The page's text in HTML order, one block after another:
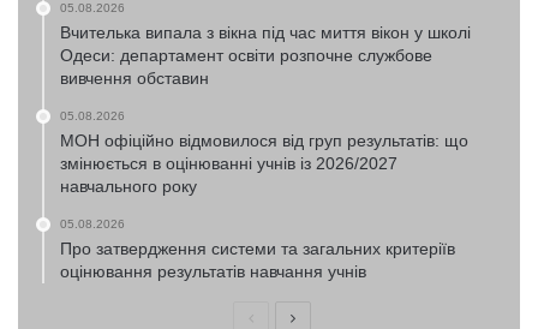
05.08.2026
Вчителька випала з вікна під час миття вікон у школі
Одеси: департамент освіти розпочне службове
вивчення обставин
05.08.2026
МОН офіційно відмовилося від груп результатів: що
змінюється в оцінюванні учнів із 2026/2027
навчального року
05.08.2026
Про затвердження системи та загальних критеріїв
оцінювання результатів навчання учнів
ПопередняНаступна